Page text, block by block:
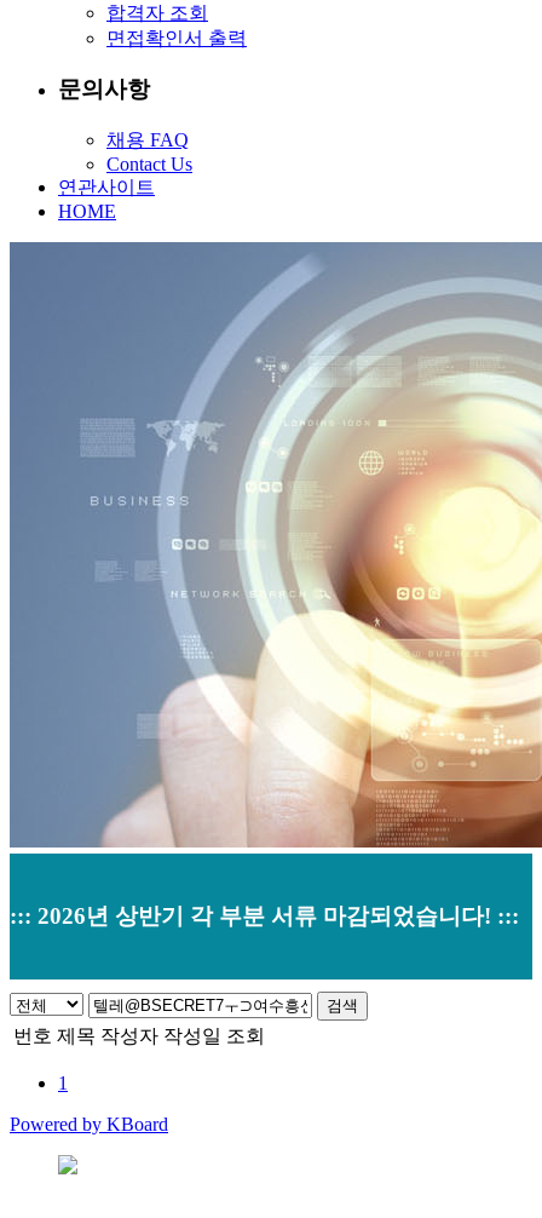
합격자 조회
면접확인서 출력
문의사항
채용 FAQ
Contact Us
연관사이트
HOME
채용안내
Home >
::: 2026년 상반기 각 부분 서류 마감되었습니다! :::
검색
번호 제목 작성자 작성일 조회
1
Powered by KBoard